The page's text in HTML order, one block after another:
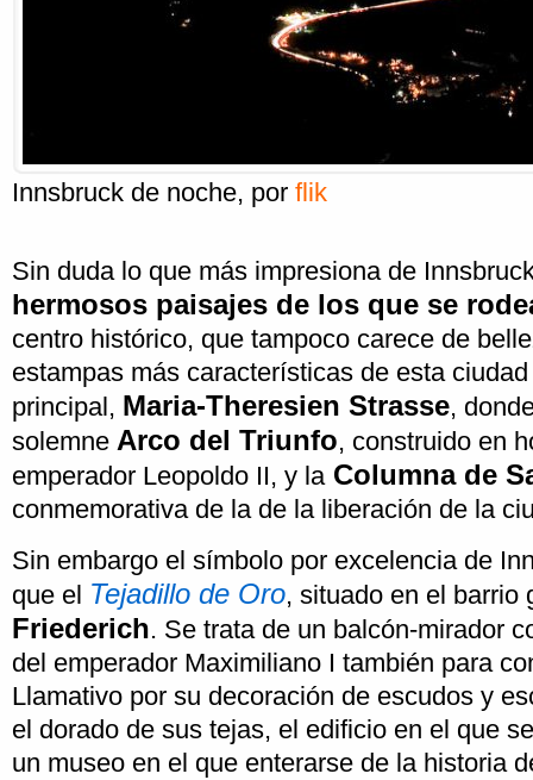
Innsbruck de noche, por flik
Sin duda lo que más impresiona de
hermosos paisajes de los que se
centro histórico, que tampoco carece de
estampas más características de esta
principal, Maria-Theresien Strasse,
solemne Arco del Triunfo, construido en
emperador Leopoldo II, y la Columna de
conmemorativa de la de la liberación de la
Sin embargo el símbolo por excelencia de
que el Tejadillo de Oro, situado en el barrio
Friederich. Se trata de un balcón-mirador
del emperador Maximiliano I también para
Llamativo por su decoración de escudos y
el dorado de sus tejas, el edificio en el que
un museo en el que enterarse de la historia